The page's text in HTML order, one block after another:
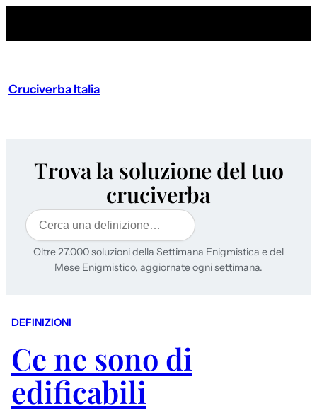
Cruciverba Italia
Trova la soluzione del tuo
cruciverba
Cerca
Oltre 27.000 soluzioni della Settimana Enigmistica e del
Mese Enigmistico, aggiornate ogni settimana.
DEFINIZIONI
Ce ne sono di
edificabili